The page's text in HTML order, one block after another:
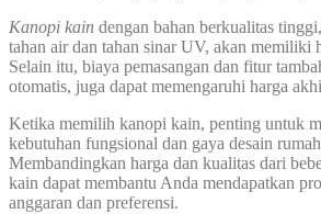
Kanopi kain dengan bahan berkualitas
tahan air dan tahan sinar UV, akan memiliki
Selain itu, biaya pemasangan dan fitur
otomatis, juga dapat memengaruhi harga
Ketika memilih kanopi kain, penting untuk
kebutuhan fungsional dan gaya desain
Membandingkan harga dan kualitas dari
kain dapat membantu Anda mendapatkan
anggaran dan preferensi.